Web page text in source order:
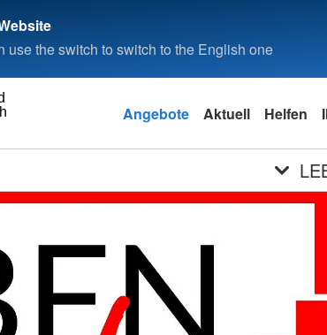
use the switch to switch to the English one
Angebote Aktuell Helfen